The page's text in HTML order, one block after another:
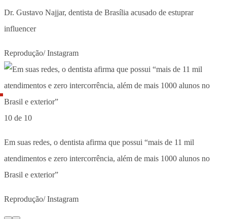
Dr. Gustavo Najjar, dentista de Brasília acusado de estuprar
influencer
Reprodução/ Instagram
10 de 10
Em suas redes, o dentista afirma que possui “mais de 11 mil
atendimentos e zero intercorrência, além de mais 1000 alunos no
Brasil e exterior”
Reprodução/ Instagram